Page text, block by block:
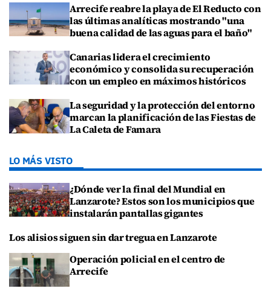
Arrecife reabre la playa de El Reducto con
las últimas analíticas mostrando "una
buena calidad de las aguas para el baño"
Canarias lidera el crecimiento
económico y consolida su recuperación
con un empleo en máximos históricos
La seguridad y la protección del entorno
marcan la planificación de las Fiestas de
La Caleta de Famara
LO MÁS VISTO
¿Dónde ver la final del Mundial en
Lanzarote? Estos son los municipios que
instalarán pantallas gigantes
Los alisios siguen sin dar tregua en Lanzarote
Operación policial en el centro de
Arrecife